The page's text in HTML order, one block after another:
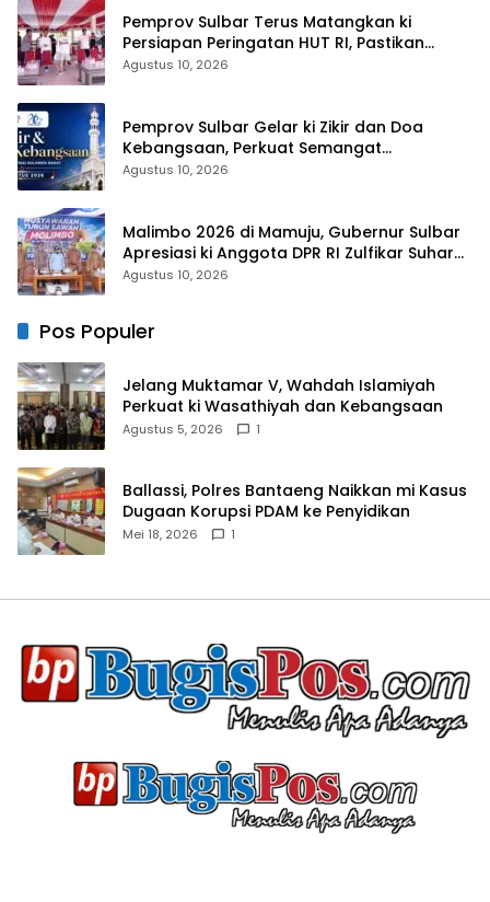
Pemprov Sulbar Terus Matangkan ki
Persiapan Peringatan HUT RI, Pastikan
Berjalan Lancar
Agustus 10, 2026
Pemprov Sulbar Gelar ki Zikir dan Doa
Kebangsaan, Perkuat Semangat
Kemerdekaan dan Persatuan
Agustus 10, 2026
Malimbo 2026 di Mamuju, Gubernur Sulbar
Apresiasi ki Anggota DPR RI Zulfikar Suhardi,
Petani Mamuju Dapat Alsintan dan Pupuk
Agustus 10, 2026
Pos Populer
Jelang Muktamar V, Wahdah Islamiyah
Perkuat ki Wasathiyah dan Kebangsaan
Agustus 5, 2026 1
Ballassi, Polres Bantaeng Naikkan mi Kasus
Dugaan Korupsi PDAM ke Penyidikan
Mei 18, 2026 1